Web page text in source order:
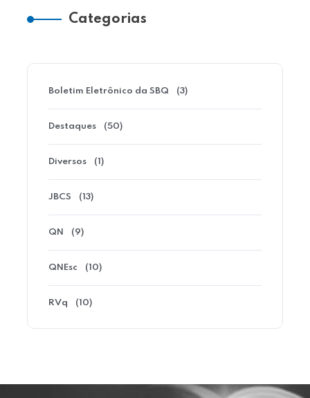
Categorias
Boletim Eletrônico da SBQ (3)
Destaques (50)
Diversos (1)
JBCS (13)
QN (9)
QNEsc (10)
RVq (10)